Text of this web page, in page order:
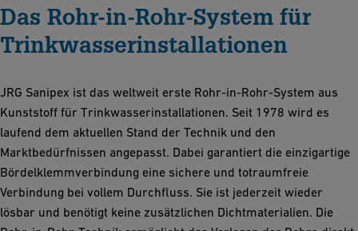
Das Rohr-in-Rohr-System für
Trinkwasserinstallationen
JRG Sanipex ist das weltweit erste Rohr-in-Rohr-System aus
Kunststoff für Trinkwasserinstallationen. Seit 1978 wird es
laufend dem aktuellen Stand der Technik und den
Marktbedürfnissen angepasst. Dabei garantiert die einzigartige
Bördelklemmverbindung eine sichere und totraumfreie
Verbindung bei vollem Durchfluss. Sie ist jederzeit wieder
lösbar und benötigt keine zusätzlichen Dichtmaterialien. Die